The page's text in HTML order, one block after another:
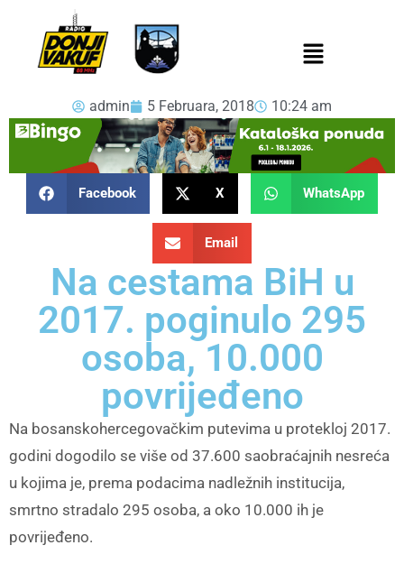
admin 5 Februara, 2018 10:24 am
Facebook X WhatsApp
Email
Na cestama BiH u
2017. poginulo 295
osoba, 10.000
povrijeđeno
Na bosanskohercegovačkim putevima u protekloj 2017.
godini dogodilo se više od 37.600 saobraćajnih nesreća
u kojima je, prema podacima nadležnih institucija,
smrtno stradalo 295 osoba, a oko 10.000 ih je
povrijeđeno.